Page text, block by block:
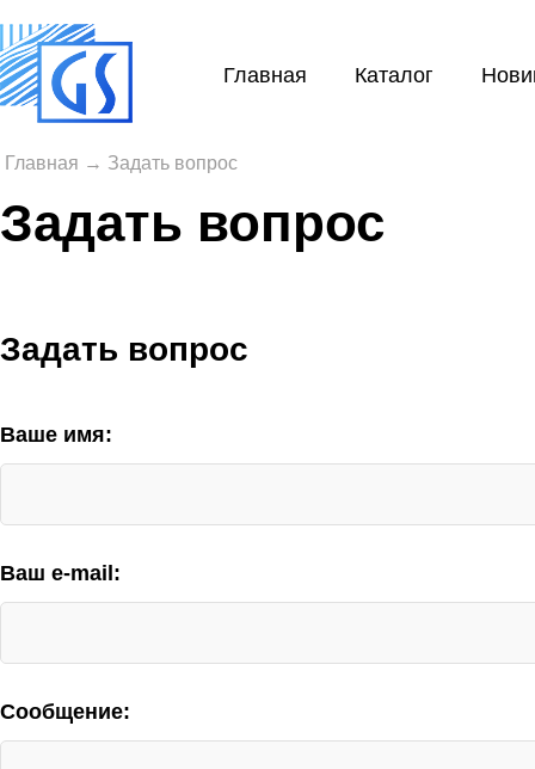
Главная Каталог
Главная → Задать вопрос
Задать вопрос
Задать вопрос
Ваше имя:
Ваш e-mail:
Сообщение: